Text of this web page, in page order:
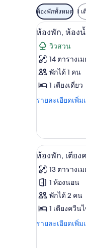
ตัว
กรอง
ที่
มี
ให้
สำหรับ
ห้อง
พัก
ห้องพักทั้งหมด 1
เปิด
ภาพถ่าย
ทั้งหมด
ของ
ห้อง
พัก,
ส่วน
ตัว
(Single)
4
ห้องพัก, ห้อง
วิวสวน
14 ตารางเ
พักได้ 1 คน
1 เตียงเดี่ยว
รายละเอียดเพิ่ม
ราย
เกี่ยว
กับ
ห้อง
ห้องน้ำ
ส่วน
ตัว
(Single)
เปิด
ภาพถ่าย
ทั้งหมด
ของ
ห้อง
พัก,
4
ห้องพัก, เตียง
13 ตารางเ
1 ห้องนอน
พักได้ 2 คน
1 เตียงควีน
รายละเอียดเพิ่ม
ราย